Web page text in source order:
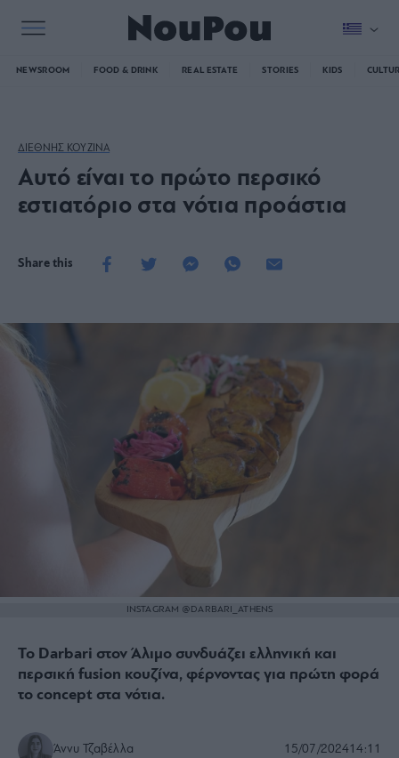
NEWSROOM FOOD & DRINK REAL ESTATE STORIES KIDS
ΔΙΕΘΝΗΣ ΚΟΥΖΙΝΑ
Αυτό είναι το πρώτο περσικό
εστιατόριο στα νότια προάστια
Share this
INSTAGRAM @DARBARI_ATHENS
Το Darbari στον Άλιμο συνδυάζει ελληνική και
περσική fusion κουζίνα, φέρνοντας για πρώτη φορά
το concept στα νότια.
Άννυ Τζαβέλλα 15/07/202414:11